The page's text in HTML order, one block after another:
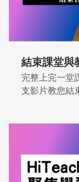
結束課堂與
完整上完一堂
支影片教您結